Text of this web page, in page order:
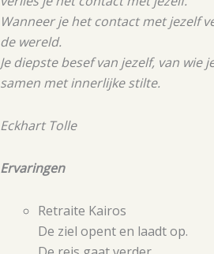
Wanneer je het contact met jezelf
de wereld.
Je diepste besef van jezelf, van wie
samen met innerlijke stilte.
Eckhart Tolle
Ervaringen
Retraite Kairos
De ziel opent en laadt op.